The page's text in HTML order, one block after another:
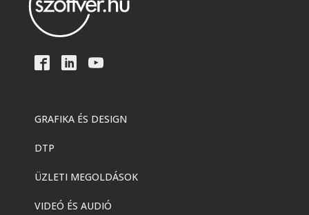
GRAFIKA ÉS DESIGN
DTP
ÜZLETI MEGOLDÁSOK
VIDEÓ ÉS AUDIÓ